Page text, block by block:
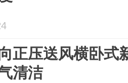
正压送风横卧式
清洁